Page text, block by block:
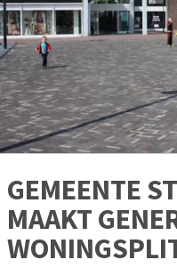
GEMEENTE
MAAKT